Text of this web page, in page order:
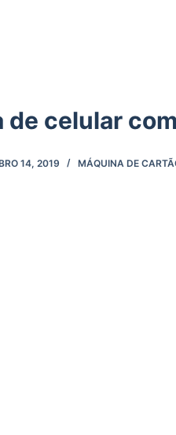
celular
14, 2019 MÁQUINA DE